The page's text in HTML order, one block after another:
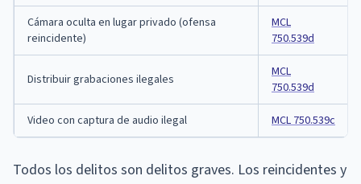
Cámara oculta en lugar privado (ofensa
reincidente)
MCL
750.539d
Distribuir grabaciones ilegales
MCL
750.539d
Video con captura de audio ilegal MCL 750.539c
Todos los delitos son delitos graves. Los reincidentes y